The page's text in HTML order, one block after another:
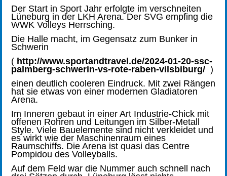
Der Start in Sport Jahr erfolgte im verschneiten
Lüneburg in der LKH Arena. Der SVG empfing die
WWK Volleys Herrsching.
Die Halle macht, im Gegensatz zum Bunker in
Schwerin
( http://www.sportandtravel.de/2024-01-20-ssc-
palmberg-schwerin-vs-rote-raben-vilsbiburg/ )
einen deutlich cooleren Eindruck. Mit zwei Rängen
hat sie etwas von einer modernen Gladiatoren
Arena.
Im Inneren gebaut in einer Art Industrie-Chick mit
offenen Rohren und Leitungen im Silber-Metall
Style. Viele Bauelemente sind nicht verkleidet und
es wirkt wie der Maschinenraum eines
Raumschiffs. Die Arena ist quasi das Centre
Pompidou des Volleyballs.
Auf dem Feld war die Nummer auch schnell nach